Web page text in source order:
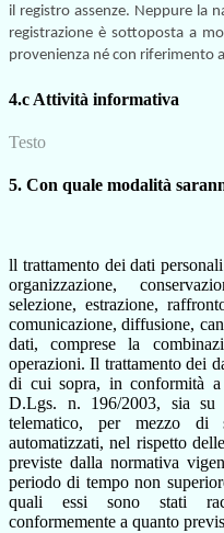
il registro assenze. Neppure la
registrazione è sottoposta a
provenienza né con riferimento
4.c Attività informativa
Testo
5. Con quale modalità
ll trattamento dei dati
organizzazione,
selezione, estrazione,
comunicazione, diffusione,
dati, comprese la
operazioni. Il trattamento dei
di cui sopra, in conformità a
D.Lgs. n. 196/2003, sia su
telematico, per mezzo di
automatizzati, nel rispetto
previste dalla normativa
periodo di tempo non
quali essi sono stati
conformemente a quanto